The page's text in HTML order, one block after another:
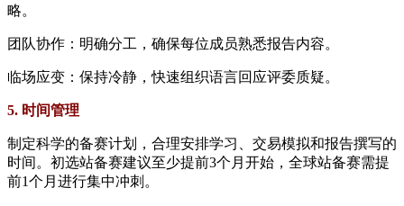
略。
团队协作：明确分工，确保每位成员熟悉报告内容。
临场应变：保持冷静，快速组织语言回应评委质疑。
5. 时间管理
制定科学的备赛计划，合理安排学习、交易模拟和报告撰写的
时间。初选站备赛建议至少提前3个月开始，全球站备赛需提
前1个月进行集中冲刺。